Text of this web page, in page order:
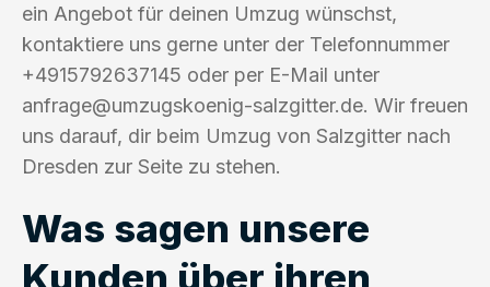
ein Angebot für deinen Umzug wünschst,
kontaktiere uns gerne unter der Telefonnummer
+4915792637145 oder per E-Mail unter
anfrage@umzugskoenig-salzgitter.de. Wir freuen
uns darauf, dir beim Umzug von Salzgitter nach
Dresden zur Seite zu stehen.
Was sagen unsere
Kunden über ihren